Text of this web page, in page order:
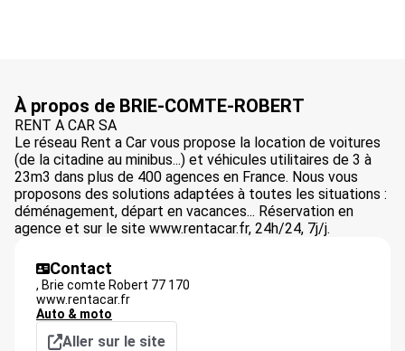
À propos de BRIE-COMTE-ROBERT
RENT A CAR SA
Le réseau Rent a Car vous propose la location de voitures
(de la citadine au minibus...) et véhicules utilitaires de 3 à
23m3 dans plus de 400 agences en France. Nous vous
proposons des solutions adaptées à toutes les situations :
déménagement, départ en vacances... Réservation en
agence et sur le site www.rentacar.fr, 24h/24, 7j/j.
Contact
, Brie comte Robert 77 170
www.rentacar.fr
Auto & moto
Aller sur le site